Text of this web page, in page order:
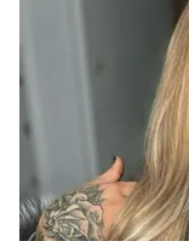
ತರಕಾರಿಗಳು
ಸಮಗ್ರ ಸುದ್ದಿ